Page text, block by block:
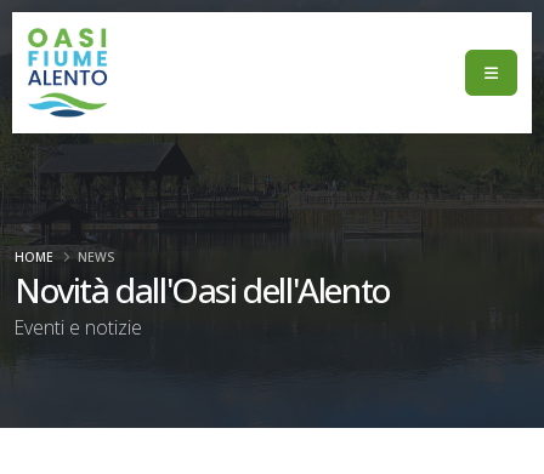
Novità dall'Oasi dell'Alento
Eventi e notizie
HOME NEWS